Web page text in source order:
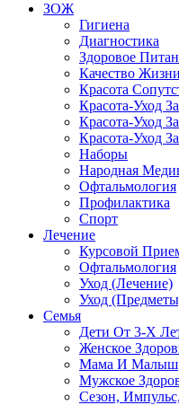
ЗОЖ
Гигиена
Диагностика
Здоровое
Качество Жизни
Красота
Красота-Уход
Красота-Уход
Красота-Уход
Наборы
Народная
Офтальмология
Профилактика
Спорт
Лечение
Курсовой
Офтальмология
Уход (Лечение)
Уход
Семья
Дети От 3-Х
Женское
Мама И Малыш
Мужское
Сезон,